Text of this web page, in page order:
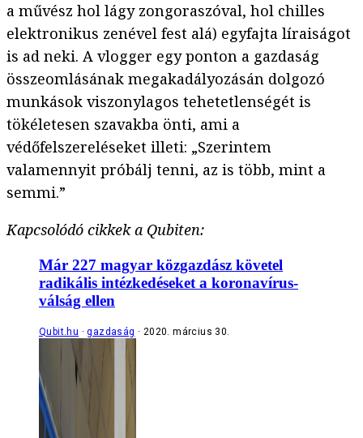
a művész hol lágy zongoraszóval, hol chilles
elektronikus zenével fest alá) egyfajta líraiságot
is ad neki. A vlogger egy ponton a gazdaság
összeomlásának megakadályozásán dolgozó
munkások viszonylagos tehetetlenségét is
tökéletesen szavakba önti, ami a
védőfelszereléseket illeti: „Szerintem
valamennyit próbálj tenni, az is több, mint a
semmi.”
Kapcsolódó cikkek a Qubiten:
Már 227 magyar közgazdász követel
radikális intézkedéseket a koronavírus-
válság ellen
Qubit.hu gazdaság 2020. március 30.